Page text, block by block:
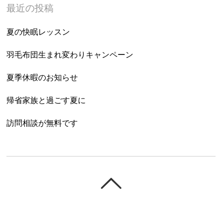
最近の投稿
夏の快眠レッスン
羽毛布団生まれ変わりキャンペーン
夏季休暇のお知らせ
帰省家族と過ごす夏に
訪問相談が無料です